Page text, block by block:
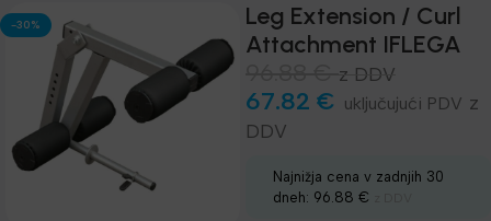
-30%
Leg Extension / Curl
Attachment IFLEGA
z DDV
67.82 €
z
DDV
Najnižja cena v zadnjih 30
dneh: 96.88 €